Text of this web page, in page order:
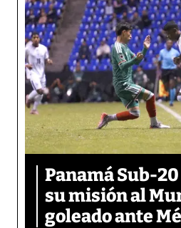
Panamá Sub-
su misión al
goleado ante